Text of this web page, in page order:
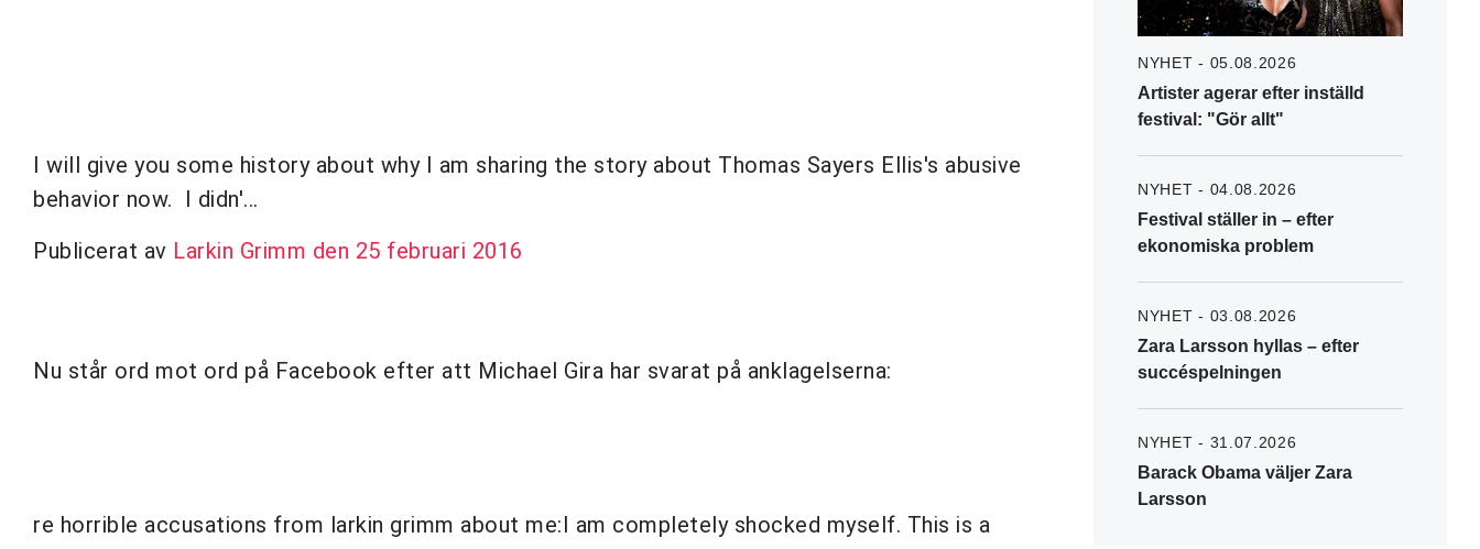
I will give you some history about why I am sharing the story about Thomas Sayers Ellis's abusive
behavior now. I didn'...
Publicerat av Larkin Grimm den 25 februari 2016
Nu står ord mot ord på Facebook efter att Michael Gira har svarat på anklagelserna:
re horrible accusations from larkin grimm about me:I am completely shocked myself. This is a
NYHET - 05.08.2026
Artister agerar efter inställd
festival: "Gör allt"
NYHET - 04.08.2026
Festival ställer in – efter
ekonomiska problem
NYHET - 03.08.2026
Zara Larsson hyllas – efter
succéspelningen
NYHET - 31.07.2026
Barack Obama väljer Zara
Larsson